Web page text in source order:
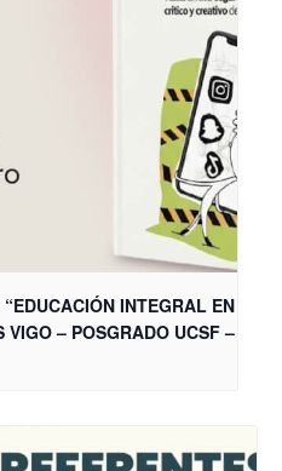
INTEGRAL EN
– POSGRADO UCSF –